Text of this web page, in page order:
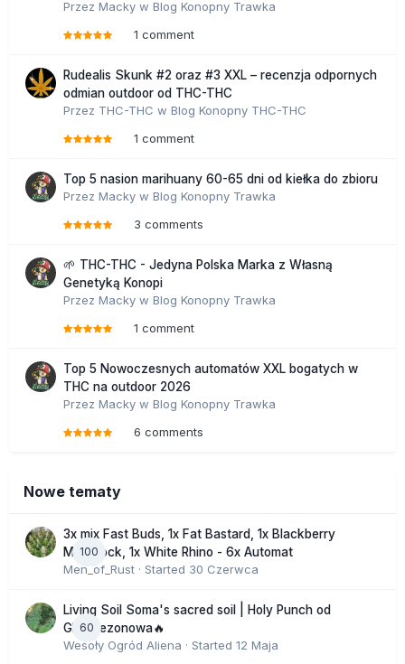
Przez Macky w Blog Konopny Trawka
1 comment
Rudealis Skunk #2 oraz #3 XXL – recenzja odpornych
odmian outdoor od THC-THC
Przez THC-THC w Blog Konopny THC-THC
1 comment
Top 5 nasion marihuany 60-65 dni od kiełka do zbioru
Przez Macky w Blog Konopny Trawka
3 comments
🌱 THC-THC - Jedyna Polska Marka z Własną
Genetyką Konopi
Przez Macky w Blog Konopny Trawka
1 comment
Top 5 Nowoczesnych automatów XXL bogatych w
THC na outdoor 2026
Przez Macky w Blog Konopny Trawka
6 comments
Nowe tematy
100
3x mix Fast Buds, 1x Fat Bastard, 1x Blackberry
Moonrock, 1x White Rhino - 6x Automat
Men_of_Rust · Started 30 Czerwca
60
Living Soil Soma's sacred soil | Holy Punch od
GHS sezonowa🔥
Wesoły Ogród Aliena · Started 12 Maja